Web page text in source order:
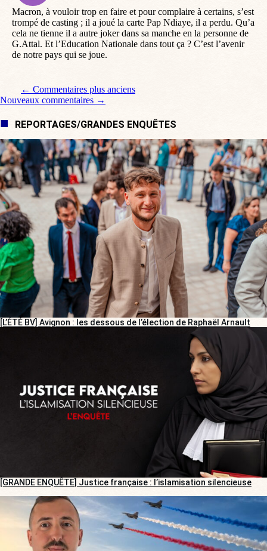
Macron, à vouloir trop en faire et pour complaire à certains, s’est
trompé de casting ; il a joué la carte Pap Ndiaye, il a perdu. Qu’a
cela ne tienne il a autre joker dans sa manche en la personne de
G.Attal. Et l’Education Nationale dans tout ça ? C’est l’avenir
de notre pays qui se joue.
Navigation de commentaire
← Commentaires plus anciens
Nouveaux commentaires →
REPORTAGES/GRANDES ENQUÊTES
[L’ÉTÉ BV] Avignon : les dessous de l’élection de Raphaël Arnault
[GRANDE ENQUÊTE] Justice française : l’islamisation silencieuse